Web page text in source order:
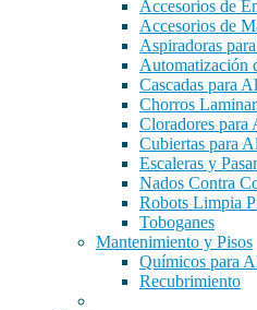
Accesorios de
Accesorios de
Aspiradoras
Automatización
Cascadas para
Chorros
Cloradores para
Cubiertas para
Escaleras y
Nados Contra
Robots Limpia
Toboganes
Mantenimiento y Pisos
Químicos para
Recubrimiento